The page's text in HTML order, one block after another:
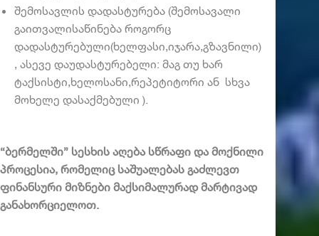
შემოსავლის დადასტურება (შემოსავალი
გაითვალისაწინება როგორც
დადასტურებული(ხელფასი,იჯარა,გზავნილი)
, ასევე დაუდასტურებელი: მაგ თუ ხარ
ტაქსისტი,ხელოსანი,რეპეტიტორი ან სხვა
მოხელე დასაქმებული ).
“ბერმელში” სესხის აღება სწრაფი და მოქნილი
პროცესია, რომელიც საშუალებას გაძლევთ
ფინანსური მიზნები მაქსიმალურად მარტივად
განახორციელოთ.